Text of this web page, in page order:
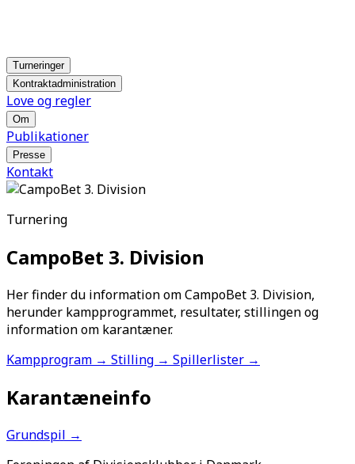
Turneringer
Kontraktadministration
Love og regler
Om
Publikationer
Presse
Kontakt
Turnering
CampoBet 3. Division
Her finder du information om CampoBet 3. Division,
herunder kampprogrammet, resultater, stillingen og
information om karantæner.
Kampprogram → Stilling → Spillerlister →
Karantæneinfo
Grundspil →